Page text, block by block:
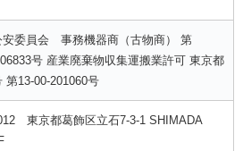
安委員会 事務機器商（古物商） 第
号 産業廃棄物収集運搬業許可 東京都
第13-00-201060号
東京都葛飾区立石7-3-1 SHIMADA